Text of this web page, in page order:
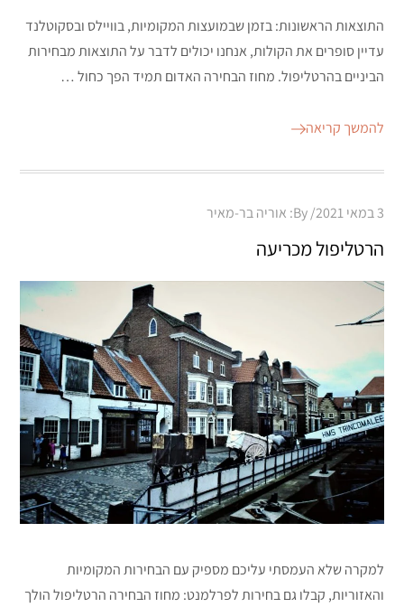
התוצאות הראשונות: בזמן שבמועצות המקומיות, בוויילס ובסקוטלנד
עדיין סופרים את הקולות, אנחנו יכולים לדבר על התוצאות מבחירות
הביניים בהרטליפול. מחוז הבחירה האדום תמיד הפך כחול …
להמשך קריאה
Posted
3 במאי 2021 By: אוריה בר-מאיר
הרטליפול מכריעה
למקרה שלא העמסתי עליכם מספיק עם הבחירות המקומיות
והאזוריות, קבלו גם בחירות לפרלמנט: מחוז הבחירה הרטליפול הולך